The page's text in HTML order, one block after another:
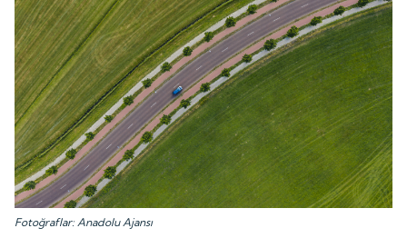
Fotoğraflar: Anadolu Ajansı